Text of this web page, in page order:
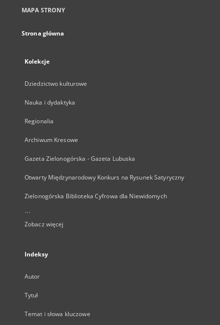
MAPA STRONY
Strona główna
Kolekcje
Dziedzictwo kulturowe
Nauka i dydaktyka
Regionalia
Archiwum Kresowe
Gazeta Zielonogórska - Gazeta Lubuska
Otwarty Międzynarodowy Konkurs na Rysunek Satyryczny
Zielonogórska Biblioteka Cyfrowa dla Niewidomych
...
Zobacz więcej
Indeksy
Autor
Tytuł
Temat i słowa kluczowe